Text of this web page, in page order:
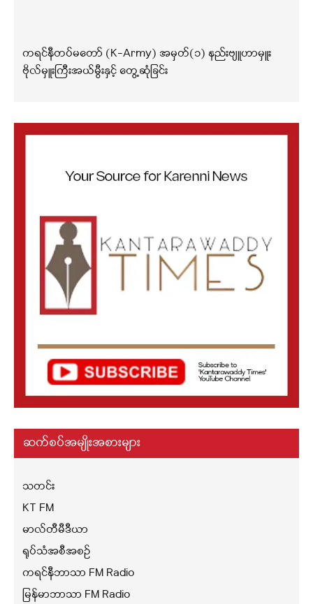
ကရင်နီတပ်မတော် (K-Army) အမှတ်(၁) နည်းဗျူဟာမှူး
ဗိုလ်မှူးကြီးအယ်မွီးနှင့် တွေ့ဆုံခြင်း
ဆက်စပ်အမျိုးအစားများ
သတင်း
KT FM
မာလ်တီမီဒီယာ
ရုပ်သံအစီအစဉ်
ကရင်နီဘာသာ FM Radio
မြန်မာဘာသာ FM Radio